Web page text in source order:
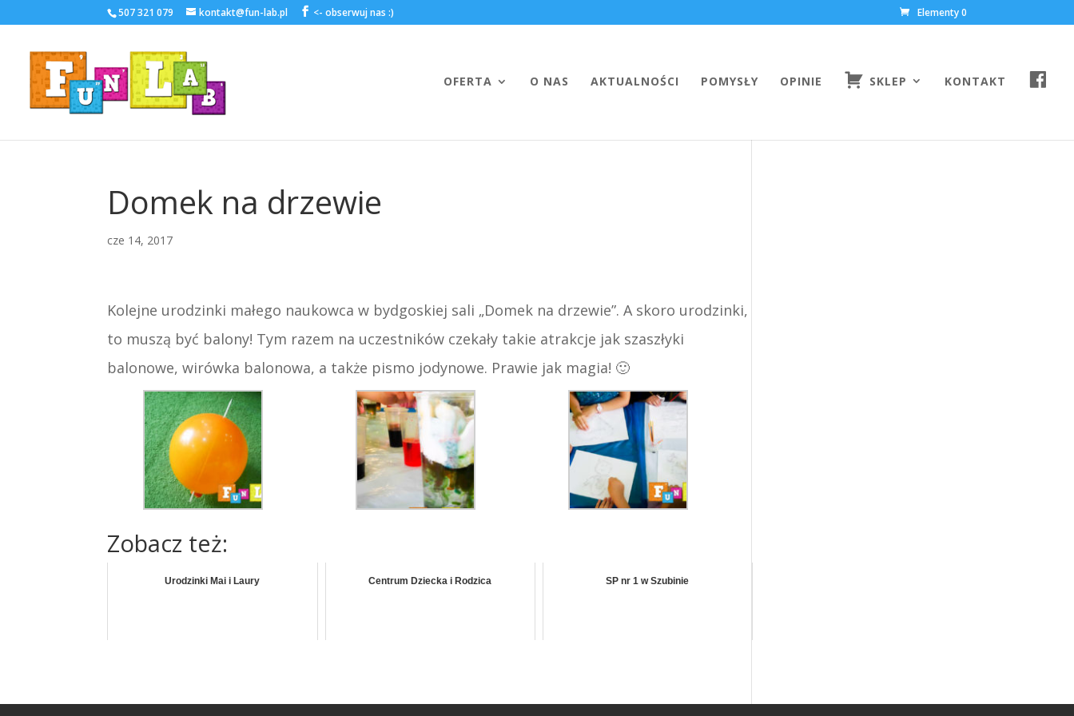
507 321 079 kontakt@fun-lab.pl Elementy 0
OFERTA O NAS AKTUALNOŚCI POMYSŁY OPINIE SKLEP KONTAKT
Domek na drzewie
cze 14, 2017
Kolejne urodzinki małego naukowca w bydgoskiej sali „Domek na drzewie”. A skoro urodzinki,
to muszą być balony! Tym razem na uczestników czekały takie atrakcje jak szaszłyki
balonowe, wirówka balonowa, a także pismo jodynowe. Prawie jak magia! 🙂
Zobacz też:
Urodzinki Mai i Laury Centrum Dziecka i Rodzica SP nr 1 w Szubinie